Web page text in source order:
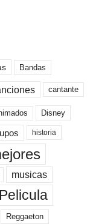
Bandas
cantante
Disney
historia
musicas
Pelicula
Reggaeton